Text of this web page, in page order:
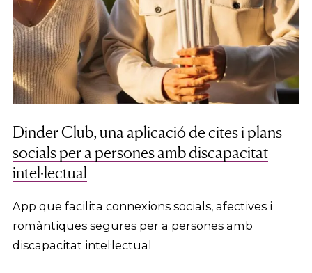
Dinder Club, una aplicació de cites i plans
socials per a persones amb discapacitat
intel·lectual
App que facilita connexions socials, afectives i
romàntiques segures per a persones amb
discapacitat intel·lectual